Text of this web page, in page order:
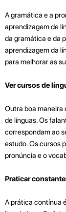
A gramática e a
aprendizagem de
da gramática e da
aprendizagem da
para melhorar as
Ver cursos de
Outra boa maneira
de línguas. Os
correspondam ao
estudo. Os cursos
pronúncia e o
Praticar
A prática contínua